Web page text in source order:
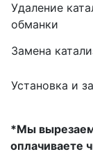
Удаление
обманки
Замена
Установка и
*Мы вырезаем
оплачиваете